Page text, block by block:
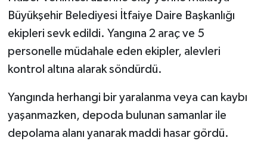
Büyükşehir Belediyesi İtfaiye Daire Başkanlığı
ekipleri sevk edildi. Yangına 2 araç ve 5
personelle müdahale eden ekipler, alevleri
kontrol altına alarak söndürdü.
Yangında herhangi bir yaralanma veya can kaybı
yaşanmazken, depoda bulunan samanlar ile
depolama alanı yanarak maddi hasar gördü.